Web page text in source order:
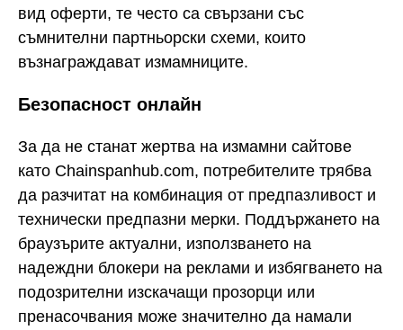
вид оферти, те често са свързани със
съмнителни партньорски схеми, които
възнаграждават измамниците.
Безопасност онлайн
За да не станат жертва на измамни сайтове
като Chainspanhub.com, потребителите трябва
да разчитат на комбинация от предпазливост и
технически предпазни мерки. Поддържането на
браузърите актуални, използването на
надеждни блокери на реклами и избягването на
подозрителни изскачащи прозорци или
пренасочвания може значително да намали